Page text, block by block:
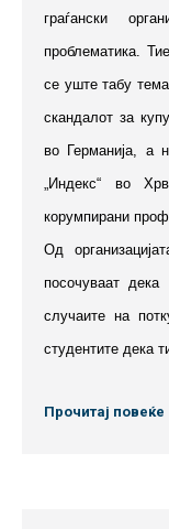
граѓански
проблематика.
се уште табу
скандалот за
во Германија, а
„Индекс“ во
корумпирани
Од
посочуваат
случаите на
студентите дека
Прочитај повеќе